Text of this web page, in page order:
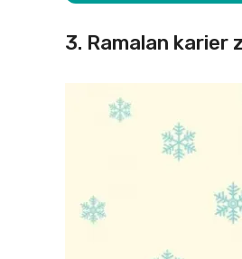
3. Ramalan karier